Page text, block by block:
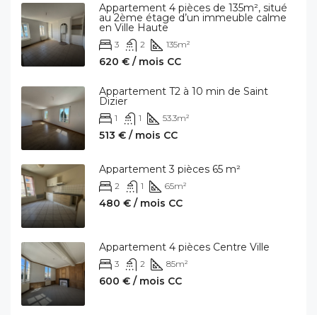
Appartement 4 pièces de 135m², situé
au 2ème étage d’un immeuble calme
en Ville Haute
3 2 135m²
620 € / mois CC
Appartement T2 à 10 min de Saint
Dizier
1 1 53.3m²
513 € / mois CC
Appartement 3 pièces 65 m²
2 1 65m²
480 € / mois CC
Appartement 4 pièces Centre Ville
3 2 85m²
600 € / mois CC